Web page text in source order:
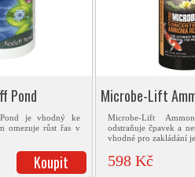
Pond
je vhodný ke
omezuje růst řas v
Koupit
Microbe-Lift
1l
Microbe-Lift
odstraňuje čpavek a
vhodné pro zakládání
598 Kč